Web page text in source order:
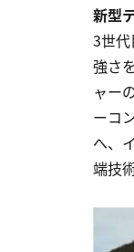
新型
3世
強さ
ャー
ーコ
へ、
端技